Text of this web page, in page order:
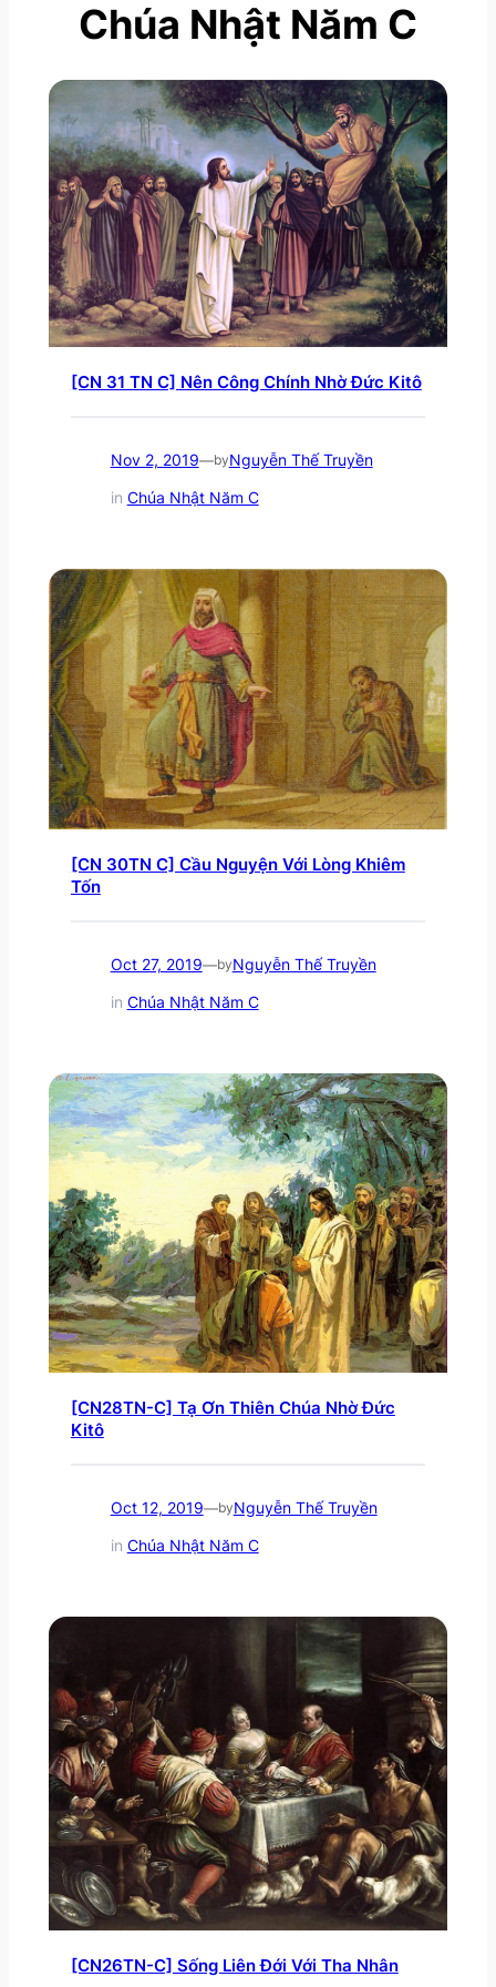
Chúa Nhật Năm C
[CN 31 TN C] Nên Công Chính Nhờ Đức Kitô
Nov 2, 2019—byNguyễn Thế Truyền
in Chúa Nhật Năm C
[CN 30TN C] Cầu Nguyện Với Lòng Khiêm
Tốn
Oct 27, 2019—byNguyễn Thế Truyền
in Chúa Nhật Năm C
[CN28TN-C] Tạ Ơn Thiên Chúa Nhờ Đức
Kitô
Oct 12, 2019—byNguyễn Thế Truyền
in Chúa Nhật Năm C
[CN26TN-C] Sống Liên Đới Với Tha Nhân